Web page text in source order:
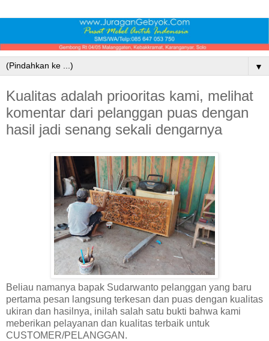
▼
Kualitas adalah priooritas kami, melihat
komentar dari pelanggan puas dengan
hasil jadi senang sekali dengarnya
Beliau namanya bapak Sudarwanto pelanggan yang baru
pertama pesan langsung terkesan dan puas dengan kualitas
ukiran dan hasilnya, inilah salah satu bukti bahwa kami
meberikan pelayanan dan kualitas terbaik untuk
CUSTOMER/PELANGGAN.